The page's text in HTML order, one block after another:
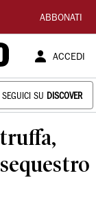
ABBONATI
ACCEDI
SEGUICI SU DISCOVER